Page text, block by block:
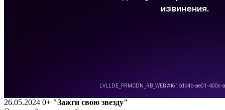
26.05.2024 0+ "Зажги свою звезду"